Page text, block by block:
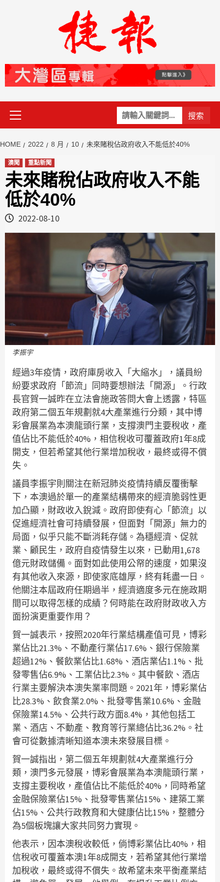
關
鍵
Primary
Menu
HOME 2022 8 月 10 未來賭稅佔政府收入不能低於40%
澳聞 重點新聞
未來賭稅佔政府收入不能
低於40%
2022-08-10
李振宇
經過3年疫情，政府庫房收入「大縮水」，議員紛
紛要求政府「節流」同時要想辦法「開源」。行政
長官賀一誠昨在立法會施政答問大會上透露，特區
政府第二個五年規劃就4大產業進行分類，其中博
彩會展業為本澳龍頭行業，支撐澳門主要稅收，產
值佔比不能低於40%，相信稅收可覆蓋政府1年8成
開支，但若希望其他行業增加稅收，最終或得不償
失。
議員李振宇則關注在新冠肺炎疫情持續反覆衝擊
下，本澳過於單一的產業結構帶來的經濟脆弱性更
加凸顯，財政收入銳減。政府即使有心「節流」以
促進經濟社會可持續發展，但面對「開源」無力的
局面，似乎只能不斷消耗存儲。為穩經濟、促就
業、顧民生，政府自疫情發生以來，已動用1,678
億元財政儲備。面對如此使用公帑的速度，如果沒
有其他收入來源，即使家底雄厚，終有耗盡一日。
他關注本屆政府任期過半，經濟適度多元在施政期
間可以取得怎樣的成績？何時能在政府財政收入方
面扮演更重要作用？
賀一誠表示，按照2020年行業結構產值可見，博彩
業佔比21.3%、不動產行業佔17.6%、銀行保險業
超過12%、餐飲業佔比1.68%、酒店業佔1.1%、批
發零售佔6.9%、工業佔比2.3%。其中餐飲、酒店
行業主要解決本澳失業率問題。2021年，博彩業佔
比28.3%、飲食業2.0%、批發零售業10.6%、金融
保險業14.5%、公共行政方面8.4%，其他包括工
業、酒店、不動產、教育等行業總佔比36.2%。社
會可從數據清晰知道本澳未來發展目標。
賀一誠指出，第二個五年規劃就4大產業進行分
類，澳門多元發展，博彩會展業為本澳龍頭行業，
支撐主要稅收，產值佔比不能低於40%，同時希望
金融保險業佔15%、批發零售業佔15%、建築工業
佔15%、公共行政教育和大健康佔比15%，整體分
為5個板塊讓大家共同努力實現。
他表示，因本澳稅收較低，倘博彩業佔比40%，相
信稅收可覆蓋本澳1年8成開支，若希望其他行業增
加稅收，最終或得不償失。故希望未來平衡產業結